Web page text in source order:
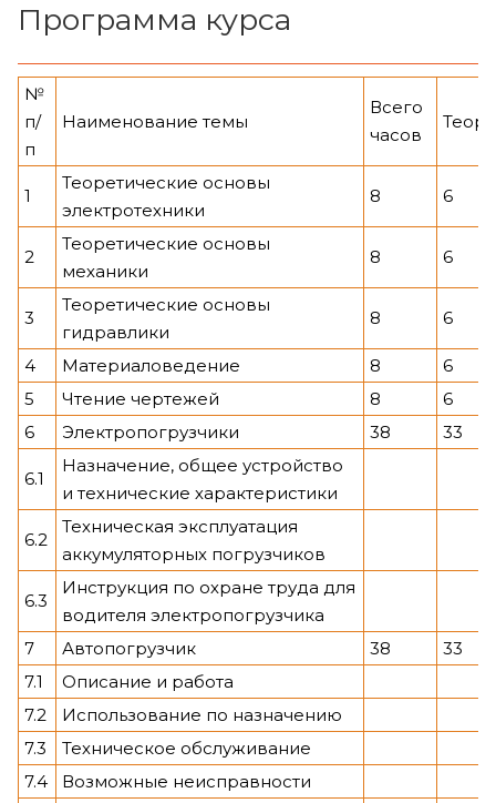
Программа курса
№
п/
п
Наименование темы
Всего
часов
1
Теоретические основы
электротехники
8 6
2
Теоретические основы
механики
8 6
3
Теоретические основы
гидравлики
8 6
4 Материаловедение 8
6
5
Чтение чертежей 8
6
6
Электропогрузчики 38 33
6.1
Назначение, общее устройство
и технические характеристики
6.2
Техническая эксплуатация
аккумуляторных погрузчиков
6.3
Инструкция по охране труда для
водителя электропогрузчика
7
Автопогрузчик 38
33
7.1
Описание и работа
7.2
Использование по назначению
7.3
Техническое обслуживание
7.4
Возможные неисправности